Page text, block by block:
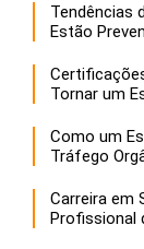
Tendências
Estão
Tornar um
Como um
Tráfego
Carreira em
Profissional